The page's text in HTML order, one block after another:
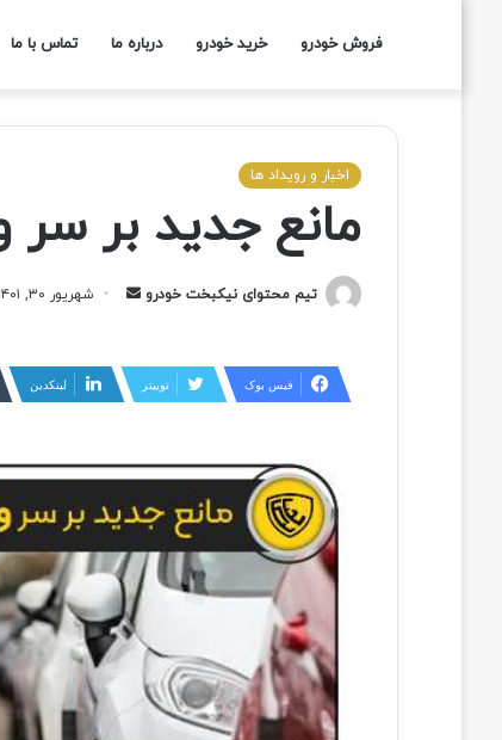
فروش خودرو خرید خودرو درباره ما تماس با ما
اخبار و رویداد ها
مانع جدید بر سر
تیم محتوای نیکبخت خودرو شهریور ۳۰, ۱۴۰۱
فیس بوک توییتر لینکدین